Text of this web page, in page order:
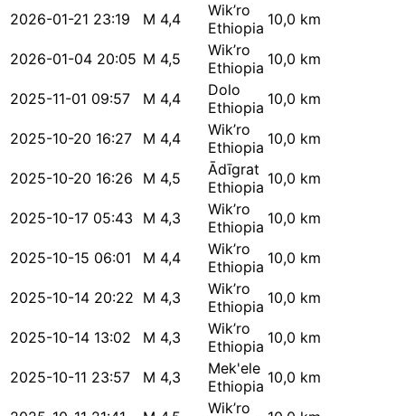
2026-01-21 23:19 M 4,4
Wik’ro
Ethiopia 10,0 km
2026-01-04 20:05 M 4,5
Wik’ro
Ethiopia 10,0 km
2025-11-01 09:57 M 4,4
Dolo
Ethiopia 10,0 km
2025-10-20 16:27 M 4,4
Wik’ro
Ethiopia 10,0 km
2025-10-20 16:26 M 4,5
Ādīgrat
Ethiopia 10,0 km
2025-10-17 05:43 M 4,3
Wik’ro
Ethiopia 10,0 km
2025-10-15 06:01 M 4,4
Wik’ro
Ethiopia 10,0 km
2025-10-14 20:22 M 4,3
Wik’ro
Ethiopia 10,0 km
2025-10-14 13:02 M 4,3
Wik’ro
Ethiopia 10,0 km
2025-10-11 23:57 M 4,3
Mek'ele
Ethiopia 10,0 km
Wik’ro